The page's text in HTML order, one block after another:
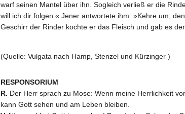
warf seinen Mantel über ihn. Sogleich verließ er die
will ich dir folgen.« Jener antwortete ihm: »Kehre um;
Geschirr der Rinder kochte er das Fleisch und gab es
(Quelle: Vulgata nach Hamp, Stenzel und Kürzinger )
RESPONSORIUM
R. Der Herr sprach zu Mose: Wenn meine Herrlichkeit
kann Gott sehen und am Leben bleiben.